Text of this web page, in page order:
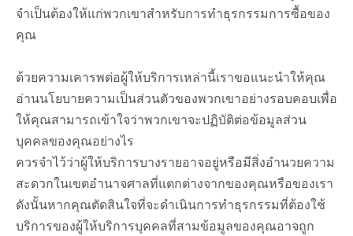
จำเป็นต้องให้แก่พวกเขาสำหรับการทำธุรกรรมการซื้อของ
คุณ
ด้วยความเคารพต่อผู้ให้บริการเหล่านี้เราขอแนะนำให้คุณ
อ่านนโยบายความเป็นส่วนตัวของพวกเขาอย่างรอบคอบเพื่อ
ให้คุณสามารถเข้าใจว่าพวกเขาจะปฏิบัติต่อข้อมูลส่วน
บุคคลของคุณอย่างไร
ควรจำไว้ว่าผู้ให้บริการบางรายอาจอยู่หรือมีสิ่งอำนวยความ
สะดวกในเขตอำนาจศาลที่แตกต่างจากของคุณหรือของเรา
ดังนั้นหากคุณตัดสินใจที่จะดำเนินการทำธุรกรรมที่ต้องใช้
บริการของผู้ให้บริการบุคคลที่สามข้อมูลของคุณอาจถูก